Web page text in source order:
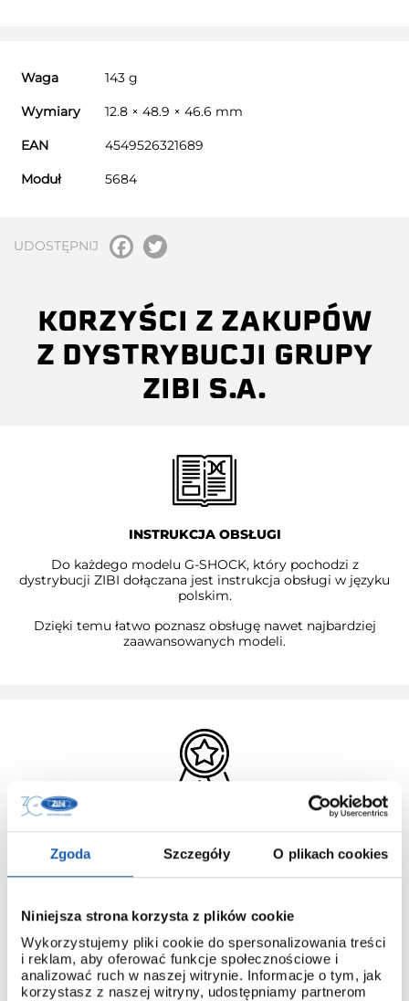
Zgoda Szczegóły O plikach cookies
Niniejsza strona korzysta z plików cookie
Wykorzystujemy pliki cookie do spersonalizowania treści
i reklam, aby oferować funkcje społecznościowe i
analizować ruch w naszej witrynie. Informacje o tym, jak
korzystasz z naszej witryny, udostępniamy partnerom
Waga 143 g
Wymiary 12.8 × 48.9 × 46.6 mm
EAN 4549526321689
Moduł 5684
UDOSTĘPNIJ
KORZYŚCI Z ZAKUPÓW
Z DYSTRYBUCJI GRUPY
ZIBI S.A.
INSTRUKCJA OBSŁUGI
Do każdego modelu G-SHOCK, który pochodzi z
dystrybucji ZIBI dołączana jest instrukcja obsługi w języku
polskim.
Dzięki temu łatwo poznasz obsługę nawet najbardziej
zaawansowanych modeli.
3 + 3 LATA GWARANCJI
Standardowa gwarancja ulega przedłużeniu o kolejne 3 lata
na warunkach określonych w gwarancji trzyletniej jeśli
zakupu.
Przedłużenie gwarancji obejmuje jedynie zegarki marki G-
SHOCK.
PRZEDŁUŻ GWARANCJĘ